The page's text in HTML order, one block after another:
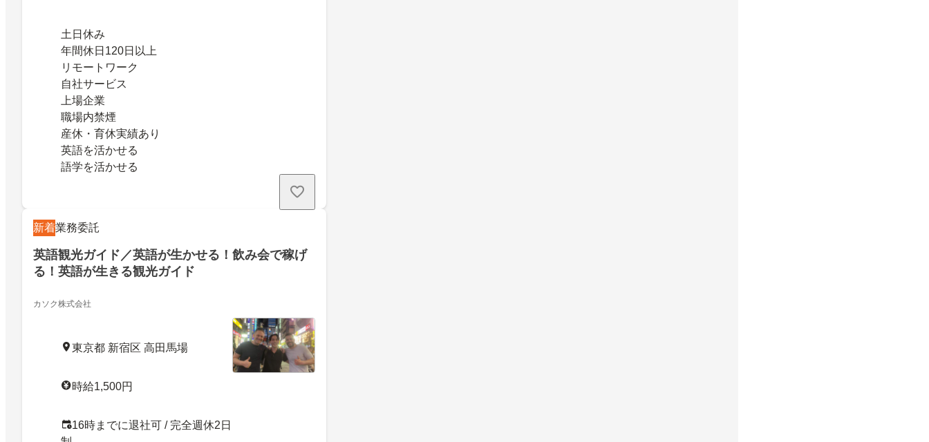
土日休み
年間休日120日以上
リモートワーク
自社サービス
上場企業
職場内禁煙
産休・育休実績あり
英語を活かせる
語学を活かせる
新着業務委託
英語観光ガイド／英語が生かせる！飲み会で稼げ
る！英語が生きる観光ガイド
カソク株式会社
東京都 新宿区 高田馬場
時給1,500円
16時までに退社可 / 完全週休2日